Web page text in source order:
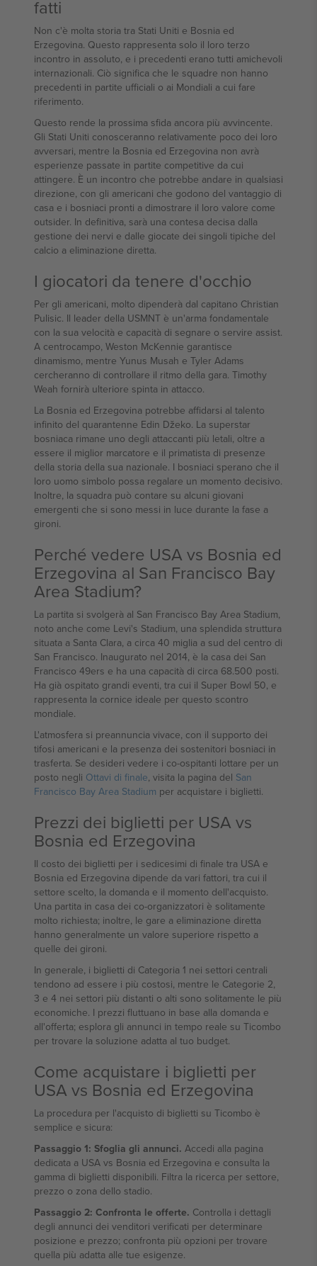
fatti
Non c'è molta storia tra Stati Uniti e Bosnia ed
Erzegovina. Questo rappresenta solo il loro terzo
incontro in assoluto, e i precedenti erano tutti amichevoli
internazionali. Ciò significa che le squadre non hanno
precedenti in partite ufficiali o ai Mondiali a cui fare
riferimento.
Questo rende la prossima sfida ancora più avvincente.
Gli Stati Uniti conosceranno relativamente poco dei loro
avversari, mentre la Bosnia ed Erzegovina non avrà
esperienze passate in partite competitive da cui
attingere. È un incontro che potrebbe andare in qualsiasi
direzione, con gli americani che godono del vantaggio di
casa e i bosniaci pronti a dimostrare il loro valore come
outsider. In definitiva, sarà una contesa decisa dalla
gestione dei nervi e dalle giocate dei singoli tipiche del
calcio a eliminazione diretta.
I giocatori da tenere d'occhio
Per gli americani, molto dipenderà dal capitano Christian
Pulisic. Il leader della USMNT è un'arma fondamentale
con la sua velocità e capacità di segnare o servire assist.
A centrocampo, Weston McKennie garantisce
dinamismo, mentre Yunus Musah e Tyler Adams
cercheranno di controllare il ritmo della gara. Timothy
Weah fornirà ulteriore spinta in attacco.
La Bosnia ed Erzegovina potrebbe affidarsi al talento
infinito del quarantenne Edin Džeko. La superstar
bosniaca rimane uno degli attaccanti più letali, oltre a
essere il miglior marcatore e il primatista di presenze
della storia della sua nazionale. I bosniaci sperano che il
loro uomo simbolo possa regalare un momento decisivo.
Inoltre, la squadra può contare su alcuni giovani
emergenti che si sono messi in luce durante la fase a
gironi.
Perché vedere USA vs Bosnia ed
Erzegovina al San Francisco Bay
Area Stadium?
La partita si svolgerà al San Francisco Bay Area Stadium,
noto anche come Levi's Stadium, una splendida struttura
situata a Santa Clara, a circa 40 miglia a sud del centro di
San Francisco. Inaugurato nel 2014, è la casa dei San
Francisco 49ers e ha una capacità di circa 68.500 posti.
Ha già ospitato grandi eventi, tra cui il Super Bowl 50, e
rappresenta la cornice ideale per questo scontro
mondiale.
L'atmosfera si preannuncia vivace, con il supporto dei
tifosi americani e la presenza dei sostenitori bosniaci in
trasferta. Se desideri vedere i co-ospitanti lottare per un
posto negli Ottavi di finale, visita la pagina del San
Francisco Bay Area Stadium per acquistare i biglietti.
Prezzi dei biglietti per USA vs
Bosnia ed Erzegovina
Il costo dei biglietti per i sedicesimi di finale tra USA e
Bosnia ed Erzegovina dipende da vari fattori, tra cui il
settore scelto, la domanda e il momento dell'acquisto.
Una partita in casa dei co-organizzatori è solitamente
molto richiesta; inoltre, le gare a eliminazione diretta
hanno generalmente un valore superiore rispetto a
quelle dei gironi.
In generale, i biglietti di Categoria 1 nei settori centrali
tendono ad essere i più costosi, mentre le Categorie 2,
3 e 4 nei settori più distanti o alti sono solitamente le più
economiche. I prezzi fluttuano in base alla domanda e
all'offerta; esplora gli annunci in tempo reale su Ticombo
per trovare la soluzione adatta al tuo budget.
Come acquistare i biglietti per
USA vs Bosnia ed Erzegovina
La procedura per l'acquisto di biglietti su Ticombo è
semplice e sicura:
Passaggio 1: Sfoglia gli annunci. Accedi alla pagina
dedicata a USA vs Bosnia ed Erzegovina e consulta la
gamma di biglietti disponibili. Filtra la ricerca per settore,
prezzo o zona dello stadio.
Passaggio 2: Confronta le offerte. Controlla i dettagli
degli annunci dei venditori verificati per determinare
posizione e prezzo; confronta più opzioni per trovare
quella più adatta alle tue esigenze.